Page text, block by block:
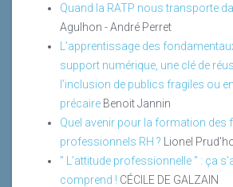
Quand la RATP nous transporte
Agulhon - André Perret
L’apprentissage des
support numérique, une clé de
l’inclusion de publics fragiles ou
précaire Benoit Jannin
Quel avenir pour la formation des
professionnels RH ? Lionel
" L’attitude professionnelle " : ça
comprend ! CÉCILE DE GALZAIN